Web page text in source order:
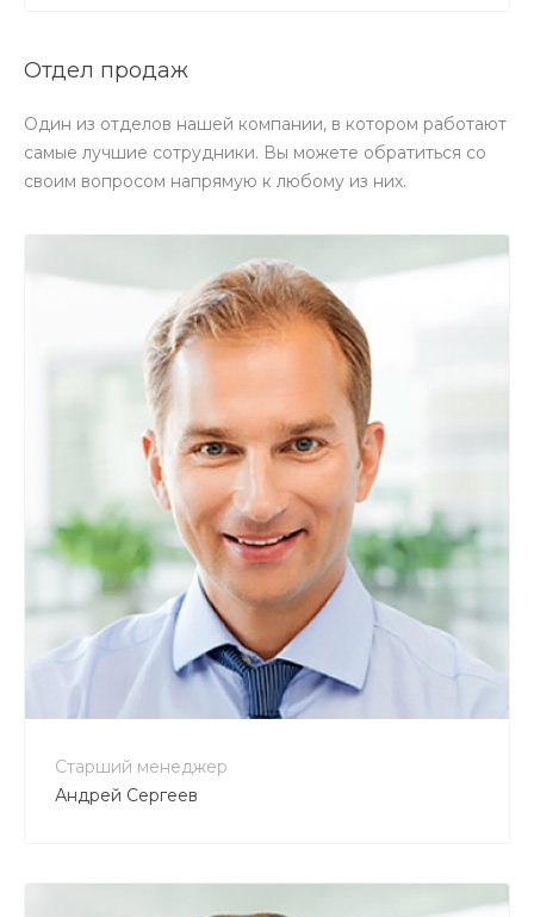
Отдел продаж
Один из отделов нашей компании, в котором работают
самые лучшие сотрудники. Вы можете обратиться со
своим вопросом напрямую к любому из них.
Старший менеджер
Андрей Сергеев